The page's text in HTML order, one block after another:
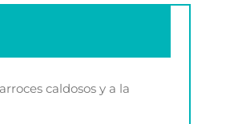
caldosos y a la